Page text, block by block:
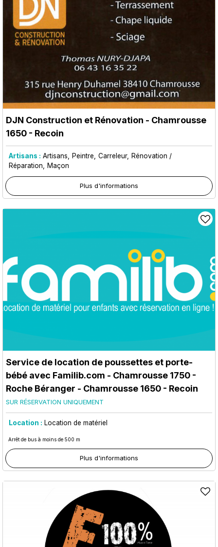
DJN Construction et Rénovation - Chamrousse
1650 - Recoin
Artisans : Artisans Peintre Carreleur
Rénovation /
Réparation
Maçon
Plus d'informations
Service de location de poussettes et porte-
bébé avec Familib.com - Chamrousse 1750 -
Roche Béranger - Chamrousse 1650 - Recoin
SUR RÉSERVATION UNIQUEMENT
Location : Location de matériel
Arrêt de bus à moins de 500 m
Plus d'informations